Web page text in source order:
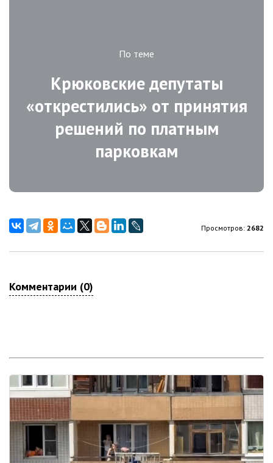
По теме
Крюковские депутаты
«открестились» от принятия
решений по платным
парковкам
Просмотров: 2682
Комментарии (0)